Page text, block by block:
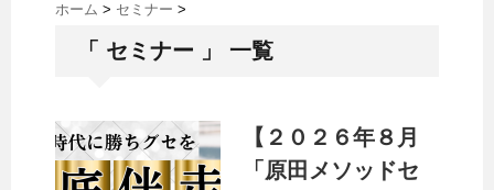
ホーム > セミナー >
「 セミナー 」 一覧
【２０２６年８月
「原田メソッドセ